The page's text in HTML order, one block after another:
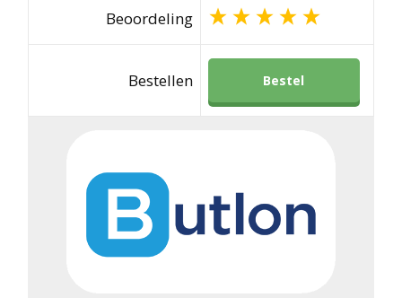
Beoordeling
Bestellen Bestel